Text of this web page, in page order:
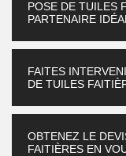
POSE DE TUILES
PARTENAIRE IDÉAL
FAITES
DE TUILES
OBTENEZ LE
FAITIÈRES EN